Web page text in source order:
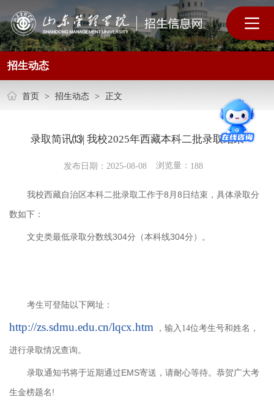
招生动态
首页 > 招生动态 > 正文
录取简讯⒀​| 我校2025年西藏本科二批录取结果
发布日期：2025-08-08 浏览量： 188
我校西藏自治区本科二批录取工作于8月8日结束，具体录取分
数如下：
文史类最低录取分数线304分（本科线304分）。
考生可登陆以下网址：
http://zs.sdmu.edu.cn/lqcx.htm ， 输入14位考生号和姓名 ，
进行录取情况查询。
录取通知书将于近期通过EMS寄送，请耐心等待。恭贺广大考
生金榜题名!